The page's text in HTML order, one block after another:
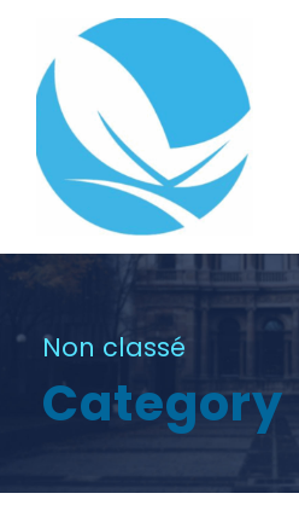
Non classé
Category